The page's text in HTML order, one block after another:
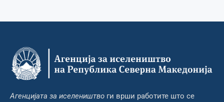
Агенцијата за иселеништво ги врши работите што се